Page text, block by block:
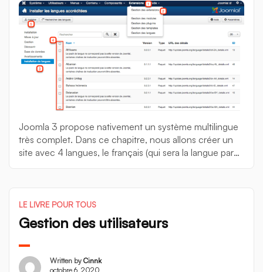
Joomla 3 propose nativement un système multilingue
très complet. Dans ce chapitre, nous allons créer un
site avec 4 langues, le français (qui sera la langue par
donnée d’exemple. […]
LE LIVRE POUR TOUS
Gestion des utilisateurs
Written by Cinnk
octobre 6, 2020